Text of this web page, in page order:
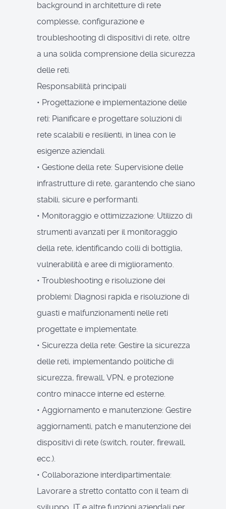
background in architetture di rete
complesse, configurazione e
troubleshooting di dispositivi di rete, oltre
a una solida comprensione della sicurezza
delle reti.
Responsabilità principali
• Progettazione e implementazione delle
reti: Pianificare e progettare soluzioni di
rete scalabili e resilienti, in linea con le
esigenze aziendali.
• Gestione della rete: Supervisione delle
infrastrutture di rete, garantendo che siano
stabili, sicure e performanti.
• Monitoraggio e ottimizzazione: Utilizzo di
strumenti avanzati per il monitoraggio
della rete, identificando colli di bottiglia,
vulnerabilità e aree di miglioramento.
• Troubleshooting e risoluzione dei
problemi: Diagnosi rapida e risoluzione di
guasti e malfunzionamenti nelle reti
progettate e implementate.
• Sicurezza della rete: Gestire la sicurezza
delle reti, implementando politiche di
sicurezza, firewall, VPN, e protezione
contro minacce interne ed esterne.
• Aggiornamento e manutenzione: Gestire
aggiornamenti, patch e manutenzione dei
dispositivi di rete (switch, router, firewall,
ecc.).
• Collaborazione interdipartimentale:
Lavorare a stretto contatto con il team di